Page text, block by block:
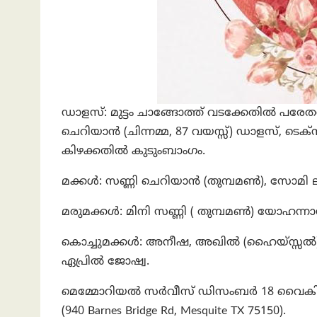
ഡാളസ്: മുട്ടം ചാങ്ങോത്ത് വടക്കേതിൽ
ചെറിയാൻ (ചിന്നമ്മ, 87 വയസ്സ്) ഡാളസ്,
കിഴക്കതിൽ കുടുംബാംഗം.
മക്കൾ: സണ്ണി ചെറിയാൻ (തുമ്പമൺ),
മരുമക്കൾ: മിനി സണ്ണി ( തുമ്പമൺ)
കൊച്ചുമക്കൾ: അനീഷ, അഖിൽ (ഹൈയ്സ്സൽ)
ഏപ്രിൽ ജോഷ്വ.
മെമ്മോറിയൽ സർവീസ് ഡിസംബർ 18
(940 Barnes Bridge Rd, Mesquite TX 75150).